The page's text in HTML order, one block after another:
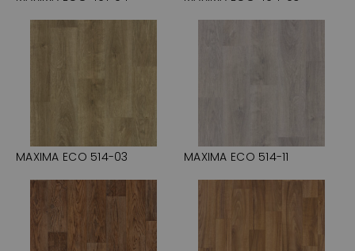
MAXIMA ECO 514-03 MAXIMA ECO 514-11